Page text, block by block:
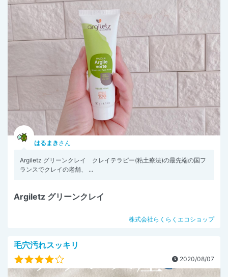
はるまき さん
Argiletz グリーンクレイ クレイテラピー(粘土療法)の最先端の国フ
ランスでクレイの老舗、 ...
Argiletz グリーンクレイ
株式会社らくらくエコショップ
毛穴汚れスッキリ
2020/08/07